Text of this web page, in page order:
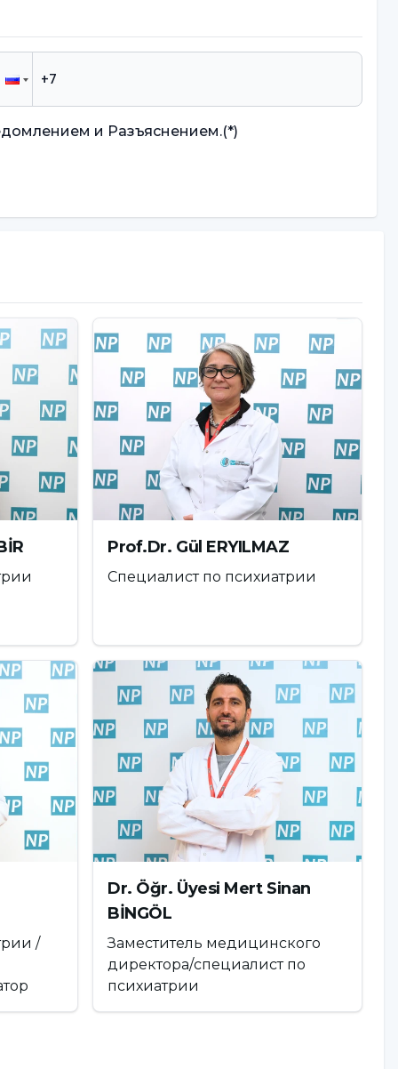
и Разъяснением.(*)
Prof.Dr. Gül ERYILMAZ
Специалист по психиатрии
/
Dr. Öğr. Üyesi Mert Sinan
BİNGÖL
Заместитель медицинского
директора/специалист по
психиатрии